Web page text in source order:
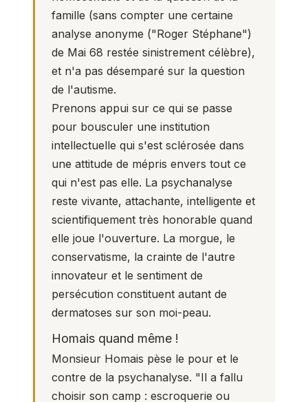
famille (sans compter une certaine
analyse anonyme ("Roger Stéphane")
de Mai 68 restée sinistrement célèbre),
et n'a pas désemparé sur la question
de l'autisme.
Prenons appui sur ce qui se passe
pour bousculer une institution
intellectuelle qui s'est sclérosée dans
une attitude de mépris envers tout ce
qui n'est pas elle. La psychanalyse
reste vivante, attachante, intelligente et
scientifiquement très honorable quand
elle joue l'ouverture. La morgue, le
conservatisme, la crainte de l'autre
innovateur et le sentiment de
persécution constituent autant de
dermatoses sur son moi-peau.
Homais quand même !
Monsieur Homais pèse le pour et le
contre de la psychanalyse. "Il a fallu
choisir son camp : escroquerie ou